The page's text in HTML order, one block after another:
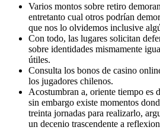
Varios montos sobre retiro
entretanto cual otros podrían
que nos lo olvidemos inclusive
Con todo, las lugares solicitan
sobre identidades mismamente­
útiles.
Consulta los bonos de casino
los jugadores chilenos.
Acostumbran a, oriente tiempo es
sin embargo existe momentos
treinta jornadas para realizarlo,
un decenio trascendente a